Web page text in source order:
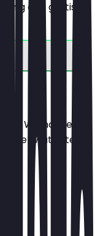
een gratis
We houden
weet wat je te